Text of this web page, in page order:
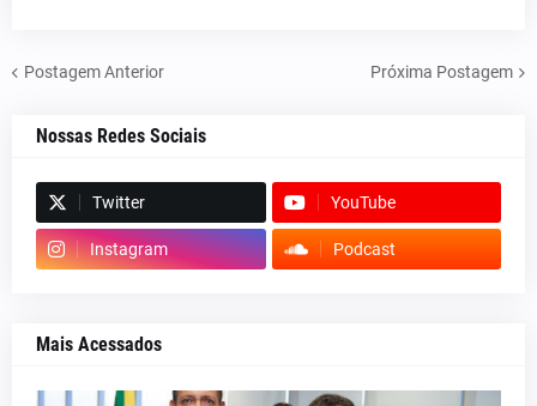
Postagem Anterior Próxima Postagem
Nossas Redes Sociais
Twitter YouTube
Instagram Podcast
Mais Acessados